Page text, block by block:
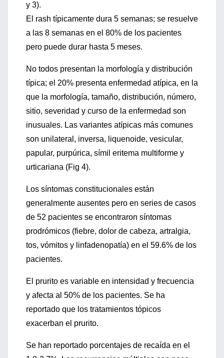
y 3).
El rash típicamente dura 5 semanas; se resuelve
a las 8 semanas en el 80% de los pacientes
pero puede durar hasta 5 meses.
No todos presentan la morfología y distribución
típica; el 20% presenta enfermedad atípica, en la
que la morfología, tamaño, distribución, número,
sitio, severidad y curso de la enfermedad son
inusuales. Las variantes atípicas más comunes
son unilateral, inversa, liquenoide, vesicular,
papular, purpúrica, símil eritema multiforme y
urticariana (Fig 4).
Los síntomas constitucionales están
generalmente ausentes pero en series de casos
de 52 pacientes se encontraron síntomas
prodrómicos (fiebre, dolor de cabeza, artralgia,
tos, vómitos y linfadenopatía) en el 59.6% de los
pacientes.
El prurito es variable en intensidad y frecuencia
y afecta al 50% de los pacientes. Se ha
reportado que los tratamientos tópicos
exacerban el prurito.
Se han reportado porcentajes de recaída en el